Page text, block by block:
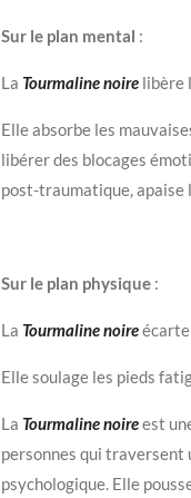
Sur le plan mental :
La Tourmaline noire libère
Elle absorbe les
libérer des blocages
post-traumatique, apaise
Sur le plan physique :
La Tourmaline noire
Elle soulage les pieds
La Tourmaline noireest
personnes qui traversent
psychologique. Elle